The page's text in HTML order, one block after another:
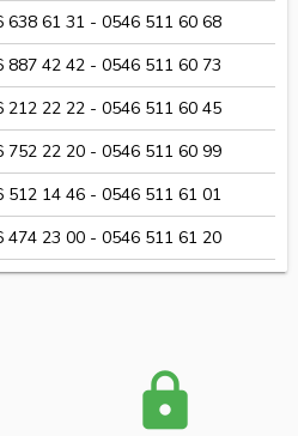
638 61 31 - 0546 511 60 68
887 42 42 - 0546 511 60 73
212 22 22 - 0546 511 60 45
752 22 20 - 0546 511 60 99
512 14 46 - 0546 511 61 01
474 23 00 - 0546 511 61 20
lock